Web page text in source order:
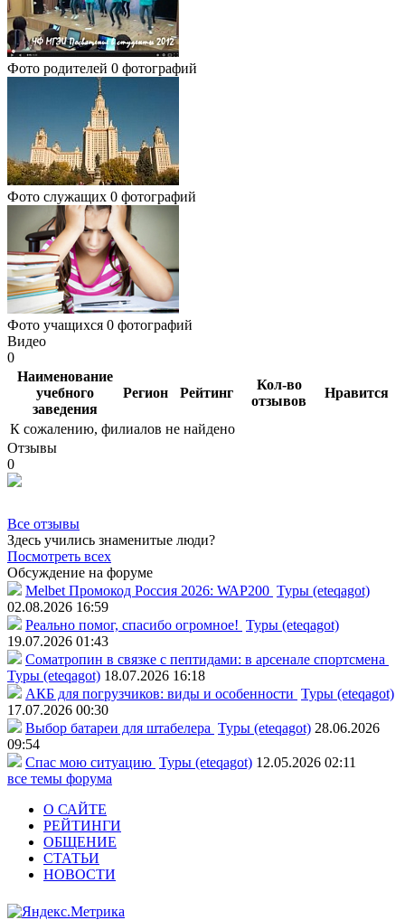
Фото родителей 0 фотографий
Фото служащих 0 фотографий
Фото учащихся 0 фотографий
Видео
0
Наименование
учебного
заведения
Регион Рейтинг
Кол-во
отзывов
Нравится
К сожалению, филиалов не найдено
Отзывы
0
Все отзывы
Здесь учились знаменитые люди?
Посмотреть всех
Обсуждение на форуме
Melbet Промокод Россия 2026: WAP200 Туры (eteqagot)
02.08.2026 16:59
Реально помог, спасибо огромное! Туры (eteqagot)
19.07.2026 01:43
Соматропин в связке с пептидами: в арсенале спортсмена
Туры (eteqagot) 18.07.2026 16:18
АКБ для погрузчиков: виды и особенности Туры (eteqagot)
17.07.2026 00:30
Выбор батареи для штабелера Туры (eteqagot) 28.06.2026
09:54
Спас мою ситуацию Туры (eteqagot) 12.05.2026 02:11
все темы форума
О САЙТЕ
РЕЙТИНГИ
ОБЩЕНИЕ
СТАТЬИ
НОВОСТИ